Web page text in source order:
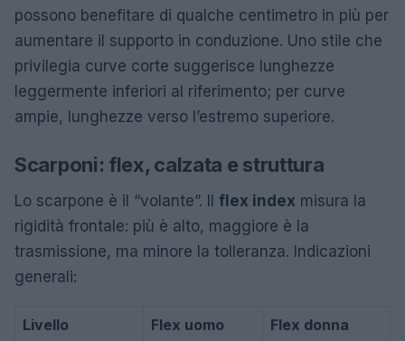
possono benefitare di qualche centimetro in più per
aumentare il supporto in conduzione. Uno stile che
privilegia curve corte suggerisce lunghezze
leggermente inferiori al riferimento; per curve
ampie, lunghezze verso l’estremo superiore.
Scarponi: flex, calzata e struttura
Lo scarpone è il “volante”. Il flex index misura la
rigidità frontale: più è alto, maggiore è la
trasmissione, ma minore la tolleranza. Indicazioni
generali:
Livello Flex uomo Flex donna